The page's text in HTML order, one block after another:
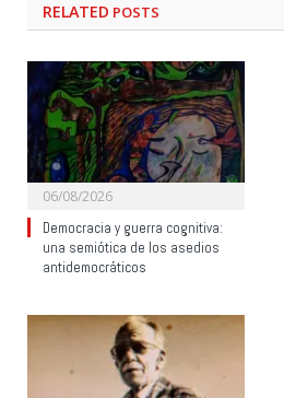
RELATED POSTS
06/08/2026
Democracia y guerra cognitiva:
una semiótica de los asedios
antidemocráticos